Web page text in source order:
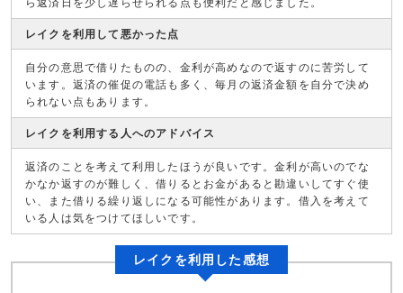
ら返済日を少し遅らせられる点も便利だと感じました。
レイクを利用して悪かった点
自分の意思で借りたものの、金利が高めなので返すのに苦労して
います。返済の催促の電話も多く、毎月の返済金額を自分で決め
られない点もあります。
レイクを利用する人へのアドバイス
返済のことを考えて利用したほうが良いです。金利が高いのでな
かなか返すのが難しく、借りるとお金があると勘違いしてすぐ使
い、また借りる繰り返しになる可能性があります。借入を考えて
いる人は気をつけてほしいです。
レイクを利用した感想